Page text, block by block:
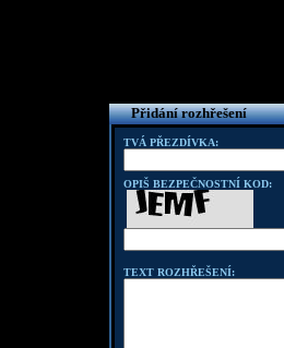
Přidání rozhřešení
TVÁ PŘEZDÍVKA:
OPIŠ BEZPEČNOSTNÍ KOD:
TEXT ROZHŘEŠENÍ: